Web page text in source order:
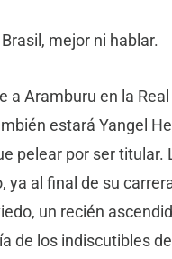
mejor ni hablar.
a Aramburu en la
estará Yangel
pelear por ser titular.
ya al final de su
un recién
de los indiscutibles